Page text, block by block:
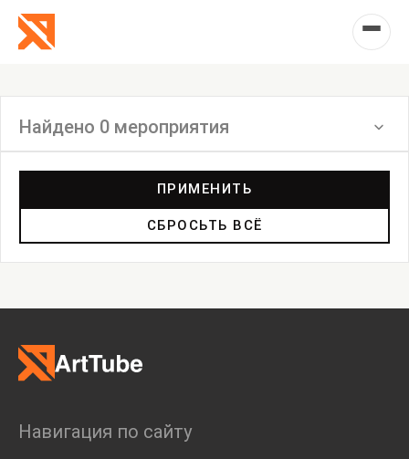
Найдено 0 мероприятия
Дискуссия
Пост-релиз
Пресс-конференция
Ярмарка
ПРИМЕНИТЬ
СБРОСЬТЬ ВСЁ
Навигация по сайту